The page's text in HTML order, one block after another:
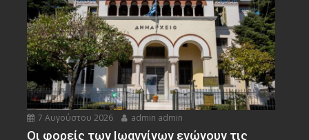
7 Αυγούστου 2026 admin admin
Οι φορείς των Ιωαννίνων ενώνουν τις